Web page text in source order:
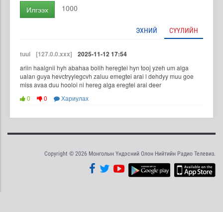
Илгээх 1000
ЭХНИЙ СҮҮЛИЙН
tuul [127.0.0.xxx] 2025-11-12 17:54
ariin haalgnii hyh abahaa bolih heregtei hyn tooj yzeh um alga
ualan guya hevctryylegcvh zaluu emegtei arai l dehdyy muu goe
miss avaa duu hooloi ni hereg alga eregtei arai deer
0
0 Хариулах
Copyright © 2026 Монголын Үндэсний Олон Нийтийн Радио Телевиз.